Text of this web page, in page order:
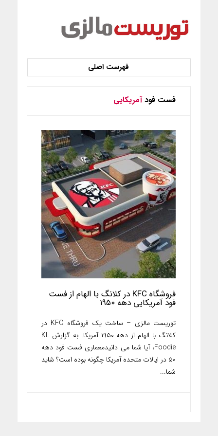
فست فودآمریکایی
فروشگاه KFC در کلانگ با الهام از فست
فود آمریکایی دهه ۱۹۵۰
توریست مالزی – ساخت یک فروشگاه KFC در
کلانگ با الهام از دهه ۱۹۵۰ آمریکا. به گزارش KL
Foodie، آیا شما می دانیدمعماری فست فود دهه
۵۰ در ایالات متحده آمریکا چگونه بوده است؟ شاید
شما...